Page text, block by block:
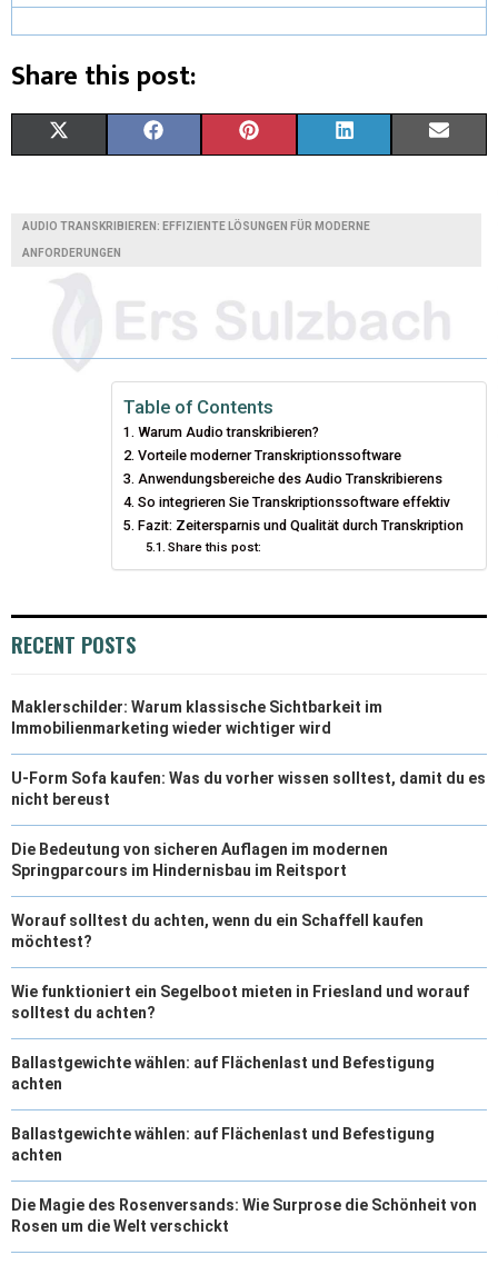
Share this post:
W
T
O
K
R
S
T
D
AUDIO TRANSKRIBIEREN: EFFIZIENTE LÖSUNGEN FÜR MODERNE
ANFORDERUNGEN
Table of Contents
Warum Audio transkribieren?
Vorteile moderner Transkriptionssoftware
Anwendungsbereiche des Audio Transkribierens
So integrieren Sie Transkriptionssoftware effektiv
Fazit: Zeitersparnis und Qualität durch Transkription
Share this post:
RECENT POSTS
Maklerschilder: Warum klassische Sichtbarkeit im
Immobilienmarketing wieder wichtiger wird
U-Form Sofa kaufen: Was du vorher wissen solltest, damit du es
nicht bereust
Die Bedeutung von sicheren Auflagen im modernen
Springparcours im Hindernisbau im Reitsport
Worauf solltest du achten, wenn du ein Schaffell kaufen
möchtest?
Wie funktioniert ein Segelboot mieten in Friesland und worauf
solltest du achten?
Ballastgewichte wählen: auf Flächenlast und Befestigung
achten
Ballastgewichte wählen: auf Flächenlast und Befestigung
achten
Die Magie des Rosenversands: Wie Surprose die Schönheit von
Rosen um die Welt verschickt